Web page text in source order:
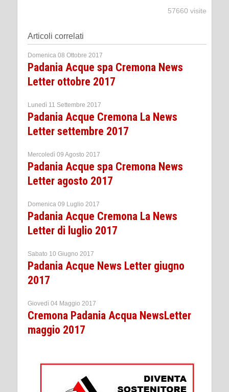
57660 visite
Articoli correlati
Domenica 08 Ottobre 2017
Padania Acque spa Cremona News
Letter ottobre 2017
Lunedì 11 Settembre 2017
Padania Acque Cremona La News
Letter settembre 2017
Mercoledì 09 Agosto 2017
Padania Acque spa Cremona News
Letter agosto 2017
Domenica 09 Luglio 2017
Padania Acque Cremona La News
Letter di luglio 2017
Sabato 10 Giugno 2017
Padania Acque News Letter giugno
2017
Giovedì 04 Maggio 2017
Cremona Padania Acqua NewsLetter
maggio 2017